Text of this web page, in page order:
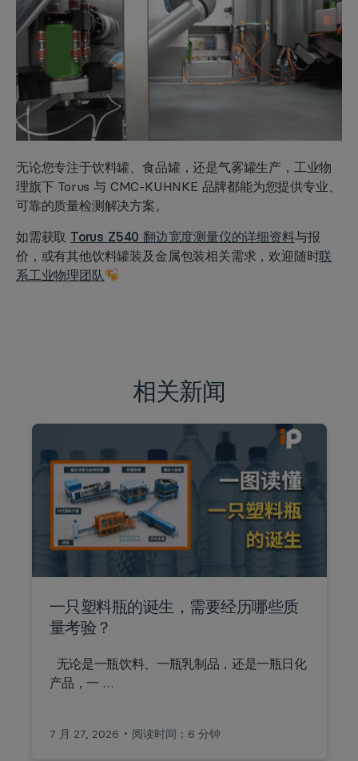
无论您专注于饮料罐、食品罐，还是气雾罐生产，工业物
理旗下 Torus 与 CMC-KUHNKE 品牌都能为您提供专业、
可靠的质量检测解决方案。
如需获取 Torus Z540 翻边宽度测量仪的详细资料与报
价，或有其他饮料罐装及金属包装相关需求，欢迎随时联
系工业物理团队
相关新闻
一只塑料瓶的诞生，需要经历哪些质
量考验？
无论是一瓶饮料、一瓶乳制品，还是一瓶日化
产品，一 …
7 月 27, 2026 阅读时间：6 分钟